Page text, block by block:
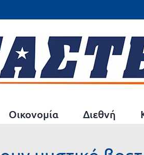
Οικονομία Διεθνή